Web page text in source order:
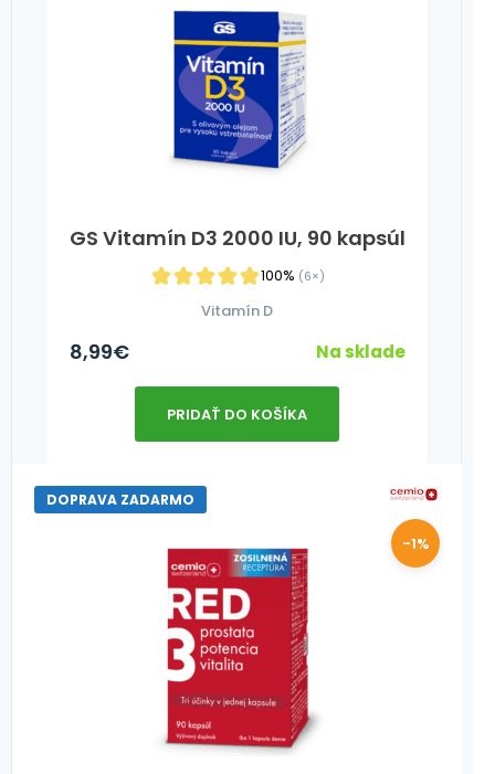
GS Vitamín D3 2000 IU, 90 kapsúl
100% (6×)
Vitamín D
8,99€ Na sklade
PRIDAŤ DO KOŠÍKA
DOPRAVA ZADARMO
-1%